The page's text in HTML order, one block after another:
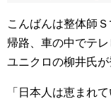
こんばんは整体師Ｓ
帰路、車の中でテ
ユニクロの柳井氏
「日本人は恵まれて